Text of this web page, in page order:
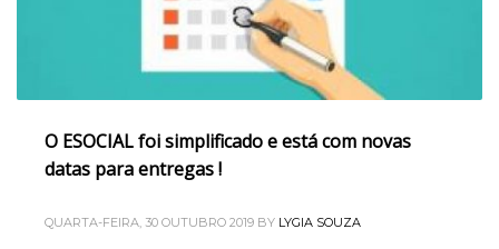
O ESOCIAL foi simplificado e está com novas
datas para entregas !
QUARTA-FEIRA, 30 OUTUBRO 2019 BY LYGIA SOUZA